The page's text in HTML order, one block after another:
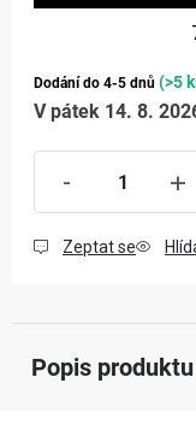
Dodání do 4-5 dnů (>5
V pátek 14. 8.
Zeptat se
Popis produktu